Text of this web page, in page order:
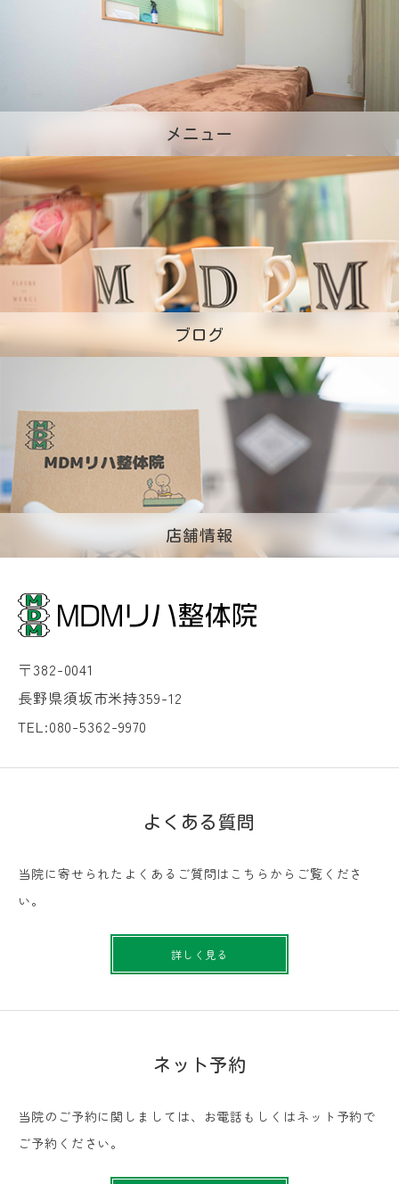
メニュー
ブログ
店舗情報
〒382-0041
長野県須坂市米持359-12
TEL:080-5362-9970
よくある質問
当院に寄せられたよくあるご質問はこちらからご覧くださ
い。
詳しく見る
ネット予約
当院のご予約に関しましては、お電話もしくはネット予約で
ご予約ください。